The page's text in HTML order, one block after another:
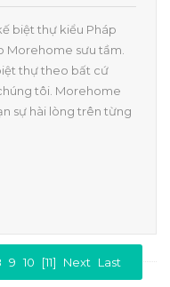
biệt thự kiểu Pháp
Morehome sưu tầm.
thự theo bất cứ
tôi. Morehome
sự hài lòng trên từng
9 10 [11] Next Last